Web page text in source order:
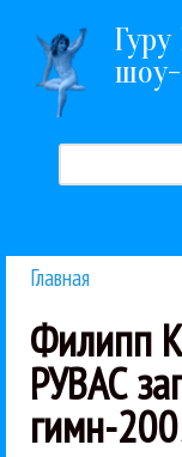
шоу-
Форма
Главная
Филипп
РУВАС
гимн-